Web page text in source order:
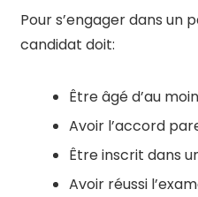
Pour s’engager dans un
candidat doit:
Être âgé d’au
Avoir l’accord
Être inscrit dans
Avoir réussi